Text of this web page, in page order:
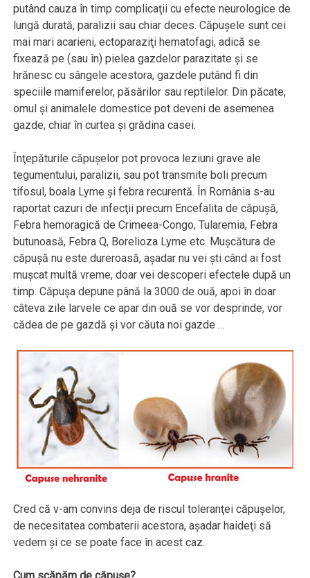
putând cauza în timp complicaţii cu efecte neurologice de
lungă durată, paralizii sau chiar deces. Căpuşele sunt cei
mai mari acarieni, ectoparaziţi hematofagi, adică se
fixează pe (sau în) pielea gazdelor parazitate şi se
hrănesc cu sângele acestora, gazdele putând fi din
speciile mamiferelor, păsărilor sau reptilelor. Din păcate,
omul şi animalele domestice pot deveni de asemenea
gazde, chiar în curtea şi grădina casei.
Înţepăturile căpuşelor pot provoca leziuni grave ale
tegumentului, paralizii, sau pot transmite boli precum
tifosul, boala Lyme şi febra recurentă. În România s-au
raportat cazuri de infecţii precum Encefalita de căpuşă,
Febra hemoragică de Crimeea-Congo, Tularemia, Febra
butunoasă, Febra Q, Borelioza Lyme etc. Muşcătura de
căpuşă nu este dureroasă, aşadar nu vei şti când ai fost
muşcat multă vreme, doar vei descoperi efectele după un
timp. Căpuşa depune până la 3000 de ouă, apoi în doar
câteva zile larvele ce apar din ouă se vor desprinde, vor
cădea de pe gazdă şi vor căuta noi gazde …
Cred că v-am convins deja de riscul toleranţei căpuşelor,
de necesitatea combaterii acestora, aşadar haideţi să
vedem şi ce se poate face în acest caz.